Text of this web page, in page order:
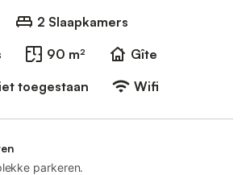
2 Slaapkamers
90 m²
Gîte
toegestaan
Wifi
parkeren.